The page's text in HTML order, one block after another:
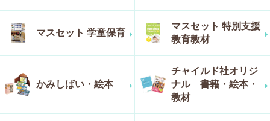
マスセット 学童保育
マスセット 特別支援
教育教材
かみしばい・絵本
チャイルド社オリジ
ナル 書籍・絵本・
教材